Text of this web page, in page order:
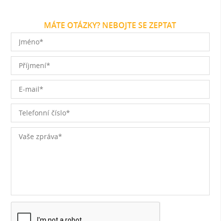
MÁTE OTÁZKY? NEBOJTE SE ZEPTAT